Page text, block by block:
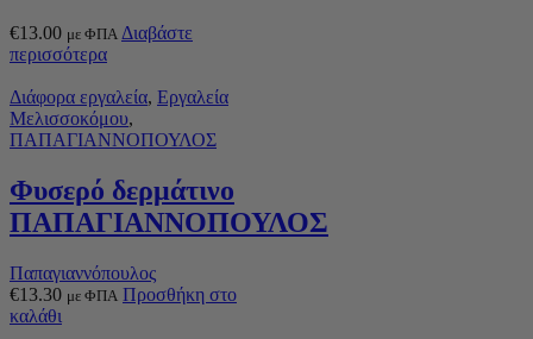
€13.00 με ΦΠΑ Διαβάστε
περισσότερα
Διάφορα εργαλεία, Εργαλεία
Μελισσοκόμου,
ΠΑΠΑΓΙΑΝΝΟΠΟΥΛΟΣ
Φυσερό δερμάτινο
ΠΑΠΑΓΙΑΝΝΟΠΟΥΛΟΣ
Παπαγιαννόπουλος
€13.30 με ΦΠΑ Προσθήκη στο
καλάθι